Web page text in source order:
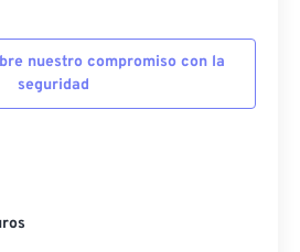
nuestro compromiso con la
seguridad